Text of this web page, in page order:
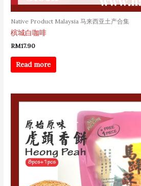
Native Product Malaysia 马来西亚土产合集
槟城白咖啡
RM17.90
Read more